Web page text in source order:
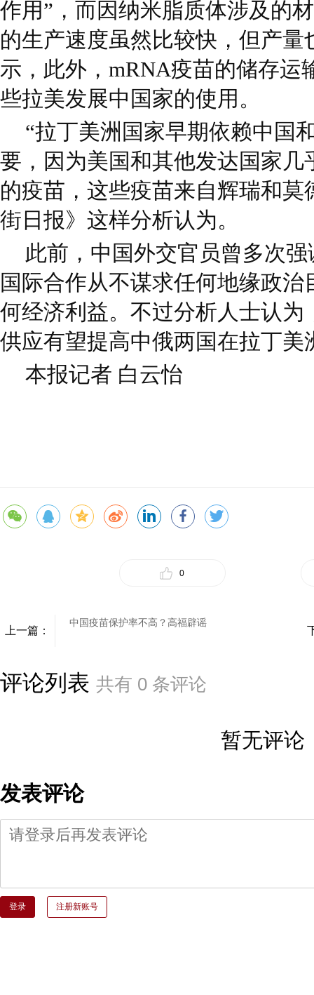
作用”，而因纳米脂质体涉及的
的生产速度虽然比较快，但产量
示，此外，mRNA疫苗的储存运
些拉美发展中国家的使用。
“拉丁美洲国家早期依赖中国
要，因为美国和其他发达国家几
的疫苗，这些疫苗来自辉瑞和莫
街日报》这样分析认为。
此前，中国外交官员曾多次
国际合作从不谋求任何地缘政
何经济利益。不过分析人士认为
供应有望提高中俄两国在拉丁美
本报记者 白云怡
0
上一篇：
中国疫苗保护率不高？高福辟谣
评论列表 共有 0 条评论
暂无评论
发表评论
登录 注册新账号